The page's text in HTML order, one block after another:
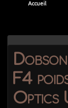
Accueil
F4
Optics